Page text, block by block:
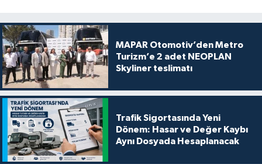
MAPAR Otomotiv’den Metro
Turizm’e 2 adet NEOPLAN
Skyliner teslimatı
Trafik Sigortasında Yeni
Dönem: Hasar ve Değer Kaybı
Aynı Dosyada Hesaplanacak